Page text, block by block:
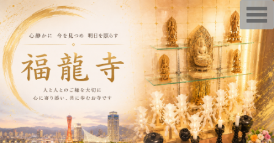
T
o
g
g
l
e
n
a
v
i
g
a
t
i
o